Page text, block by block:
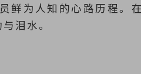
鲜为人知的心路历程。
泪水。